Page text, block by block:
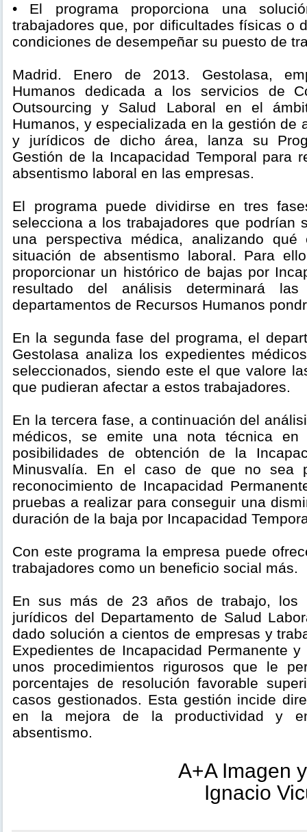
• El programa proporciona una
trabajadores que, por dificultades físicas o
condiciones de desempeñar su puesto de
Madrid. Enero de 2013. Gestolasa,
Humanos dedicada a los servicios de
Outsourcing y Salud Laboral en el
Humanos, y especializada en la gestión de
y jurídicos de dicho área, lanza su
Gestión de la Incapacidad Temporal para
absentismo laboral en las empresas.
El programa puede dividirse en tres
selecciona a los trabajadores que podrían
una perspectiva médica, analizando
situación de absentismo laboral. Para
proporcionar un histórico de bajas por
resultado del análisis determinará
departamentos de Recursos Humanos
En la segunda fase del programa, el
Gestolasa analiza los expedientes
seleccionados, siendo este el que valore
que pudieran afectar a estos trabajadores.
En la tercera fase, a continuación del
médicos, se emite una nota técnica
posibilidades de obtención de la
Minusvalía. En el caso de que no sea
reconocimiento de Incapacidad
pruebas a realizar para conseguir una
duración de la baja por Incapacidad
Con este programa la empresa puede
trabajadores como un beneficio social más.
En sus más de 23 años de trabajo, los
jurídicos del Departamento de Salud
dado solución a cientos de empresas y
Expedientes de Incapacidad Permanente
unos procedimientos rigurosos que le
porcentajes de resolución favorable
casos gestionados. Esta gestión incide
en la mejora de la productividad y
absentismo.
A+A Imagen
Ignacio